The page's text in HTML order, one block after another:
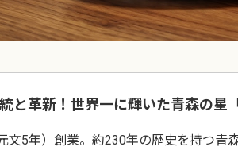
と革新！世界一に輝いた青森の星
文5年）創業。約230年の歴史を持つ青森